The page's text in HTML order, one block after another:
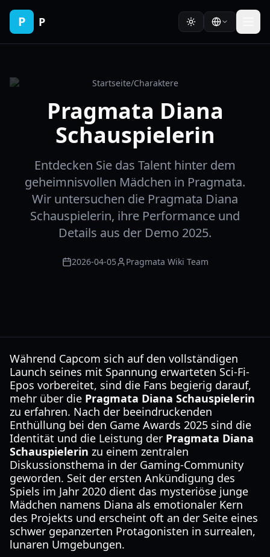
P P
Startseite/Charaktere
Pragmata Diana
Schauspielerin
Entdecken Sie das Talent hinter dem
geheimnisvollen Mädchen in Pragmata.
Wir untersuchen die Pragmata Diana
Schauspielerin, ihre Performance und
Details aus der Demo 2025.
2026-04-05 Pragmata Wiki Team
Während Capcom sich auf den vollständigen
Launch seines mit Spannung erwarteten Sci-Fi-
Epos vorbereitet, sind die Fans begierig darauf,
mehr über die Pragmata Diana Schauspielerin
zu erfahren. Nach der beeindruckenden
Enthüllung bei den Game Awards 2025 sind die
Identität und die Leistung der Pragmata Diana
Schauspielerin zu einem zentralen
Diskussionsthema in der Gaming-Community
geworden. Seit der ersten Ankündigung des
Spiels im Jahr 2020 dient das mysteriöse junge
Mädchen namens Diana als emotionaler Kern
des Projekts und erscheint oft an der Seite eines
schwer gepanzerten Protagonisten in surrealen,
lunaren Umgebungen.